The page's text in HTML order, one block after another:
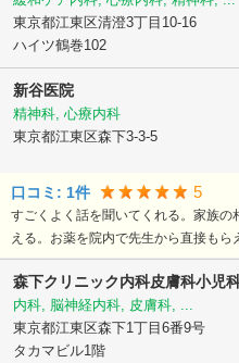
東京都江東区清澄3丁目10-16
ハイツ鶴巻102
新谷医院
精神科, 心療内科
東京都江東区森下3-3-5
口コミ: 1件 5
すごくよく話を聞いてくれる。家族
える。お薬を院内で先生から直接もら
森下クリニック内科皮膚科小児
内科, 脳神経内科, 皮膚科, ...
東京都江東区森下1丁目6番9号
タカマビル1階